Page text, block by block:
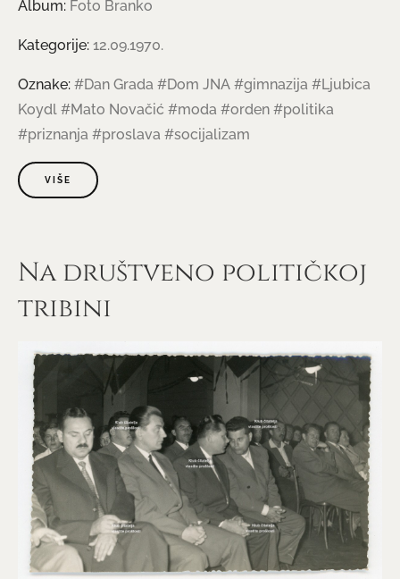
Album: Foto Branko
Kategorije: 12.09.1970.
Oznake: #Dan Grada #Dom JNA #gimnazija #Ljubica
Koydl #Mato Novačić #moda #orden #politika
#priznanja #proslava #socijalizam
VIŠE
Na društveno političkoj
tribini